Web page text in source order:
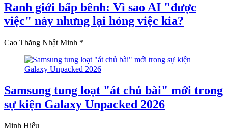
Ranh giới bấp bênh: Vì sao AI "được
việc" này nhưng lại hỏng việc kia?
Cao Thăng Nhật Minh *
Samsung tung loạt "át chủ bài" mới trong
sự kiện Galaxy Unpacked 2026
Minh Hiếu